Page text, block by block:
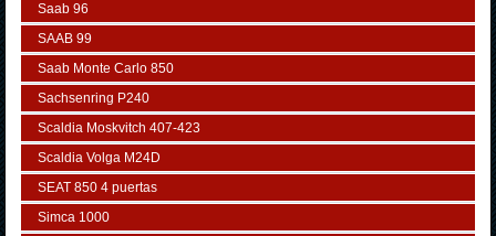
Saab 96
SAAB 99
Saab Monte Carlo 850
Sachsenring P240
Scaldia Moskvitch 407-423
Scaldia Volga M24D
SEAT 850 4 puertas
Simca 1000